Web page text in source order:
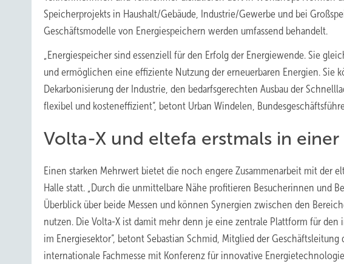
Speicherprojekts in Haushalt/Gebäude, Industrie/Gewerbe und bei
Geschäftsmodelle von Energiespeichern werden umfassend behandelt.
„Energiespeicher sind essenziell für den Erfolg der Energiewende. Sie
und ermöglichen eine effiziente Nutzung der erneuerbaren Energien. Sie
Dekarbonisierung der Industrie, den bedarfsgerechten Ausbau der
flexibel und kosteneffizient“, betont Urban Windelen,
Volta-X und eltefa erstmals in
Einen starken Mehrwert bietet die noch engere Zusammenarbeit mit der
Halle statt. „Durch die unmittelbare Nähe profitieren Besucherinnen und
Überblick über beide Messen und können Synergien zwischen den
nutzen. Die Volta-X ist damit mehr denn je eine zentrale Plattform für
im Energiesektor“, betont Sebastian Schmid, Mitglied der
internationale Fachmesse mit Konferenz für innovative